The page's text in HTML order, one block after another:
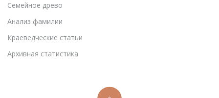
Cемейное древо
Анализ фамилии
Краеведческие статьи
Архивная статистика